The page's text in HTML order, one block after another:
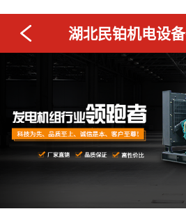
湖北民铂机电设